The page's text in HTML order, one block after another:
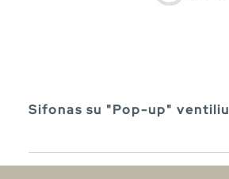
Sifonas su "Pop-up" ventiliu